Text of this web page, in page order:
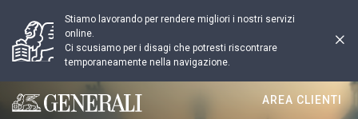
Stiamo lavorando per rendere migliori i nostri servizi
online.
Ci scusiamo per i disagi che potresti riscontrare
temporaneamente nella navigazione.
Generali logo
AREA CLIENTI